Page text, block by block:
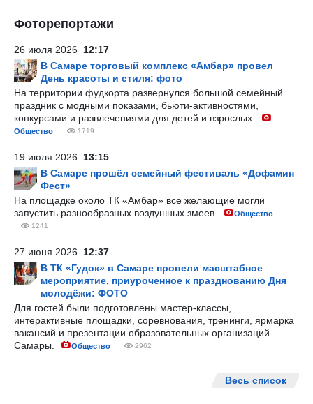
Фоторепортажи
26 июля 2026 12:17
В Самаре торговый комплекс «Амбар» провел
День красоты и стиля: фото
На территории фудкорта развернулся большой семейный
праздник с модными показами, бьюти-активностями,
конкурсами и развлечениями для детей и взрослых.
Общество 1719
19 июля 2026 13:15
В Самаре прошёл семейный фестиваль «Дофамин
Фест»
На площадке около ТК «Амбар» все желающие могли
запустить разнообразных воздушных змеев.
Общество
1241
27 июня 2026 12:37
В ТК «Гудок» в Самаре провели масштабное
мероприятие, приуроченное к празднованию Дня
молодёжи: ФОТО
Для гостей были подготовлены мастер-классы,
интерактивные площадки, соревнования, тренинги, ярмарка
вакансий и презентации образовательных организаций
Самары.
Общество 2962
Весь список